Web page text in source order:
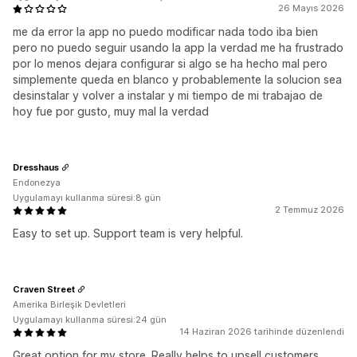
26 Mayıs 2026
me da error la app no puedo modificar nada todo iba bien
pero no puedo seguir usando la app la verdad me ha frustrado
por lo menos dejara configurar si algo se ha hecho mal pero
simplemente queda en blanco y probablemente la solucion sea
desinstalar y volver a instalar y mi tiempo de mi trabajao de
hoy fue por gusto, muy mal la verdad
2 Temmuz 2026
Easy to set up. Support team is very helpful.
Dresshaus
Endonezya
Uygulamayı kullanma süresi:8 gün
14 Haziran 2026 tarihinde düzenlendi
Craven Street
Amerika Birleşik Devletleri
Uygulamayı kullanma süresi:24 gün